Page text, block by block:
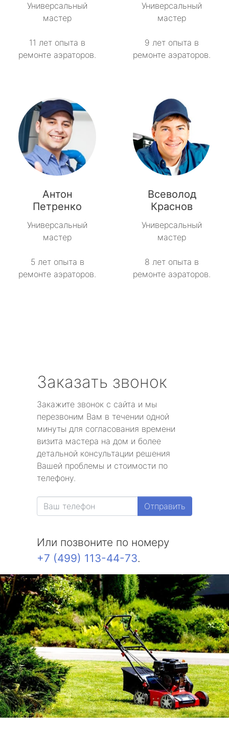
Универсальный
мастер
11 лет опыта в
ремонте аэраторов.
Универсальный
мастер
9 лет опыта в
ремонте аэраторов.
Антон
Петренко
Универсальный
мастер
5 лет опыта в
ремонте аэраторов.
Всеволод
Краснов
Универсальный
мастер
8 лет опыта в
ремонте аэраторов.
Заказать звонок
Закажите звонок с сайта и мы
перезвоним Вам в течении одной
минуты для согласования времени
визита мастера на дом и более
детальной консультации решения
Вашей проблемы и стоимости по
телефону.
Отправить
Или позвоните по номеру
+7 (499) 113-44-73.